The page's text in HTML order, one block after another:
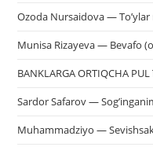
Ozoda Nursaidova —
Munisa Rizayeva — Bevafo
BANKLARGA ORTIQCHA
Sardor Safarov —
Muhammadziyo —